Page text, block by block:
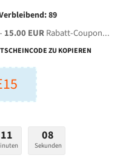
Metall Bandsägeblätter
89
15.00 EURRabatt-Coupon...
ZU KOPIEREN
11 07
Sekunden